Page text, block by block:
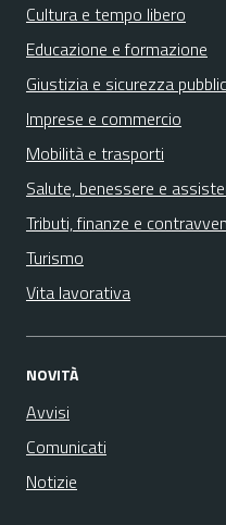
Cultura e tempo libero
Educazione e formazione
Giustizia e sicurezza
Imprese e commercio
Mobilità e trasporti
Salute, benessere e
Tributi, finanze e
Turismo
Vita lavorativa
NOVITÀ
Avvisi
Comunicati
Notizie